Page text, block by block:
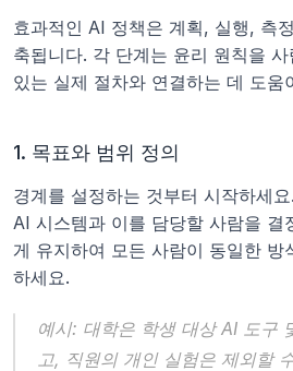
효과적인 AI 정책은 계획, 실행, 측
축됩니다. 각 단계는 윤리 원칙을
있는 실제 절차와 연결하는 데 도움
1. 목표와 범위 정의
경계를 설정하는 것부터 시작하세
AI 시스템과 이를 담당할 사람을 결
게 유지하여 모든 사람이 동일한 방
하세요.
예시: 대학은 학생 대상 AI 도구
고, 직원의 개인 실험은 제외할